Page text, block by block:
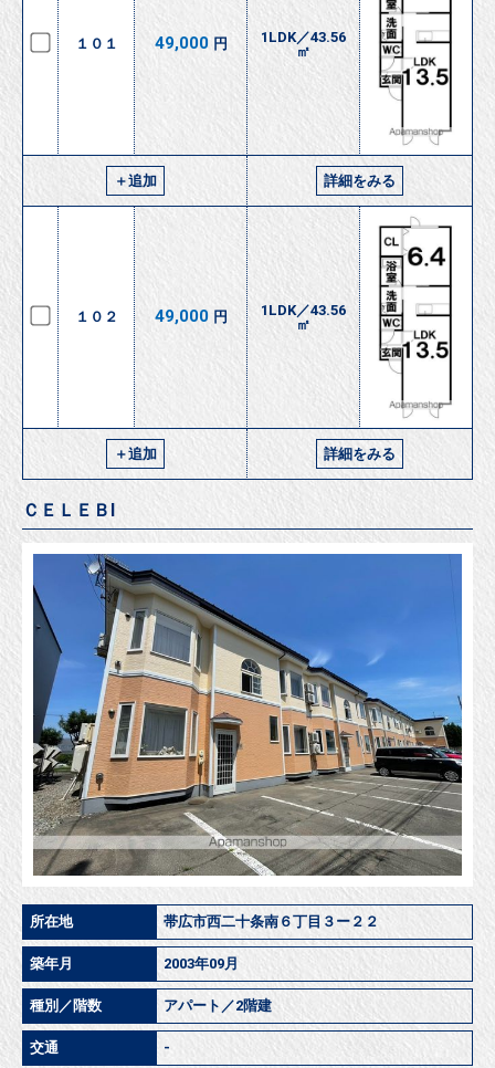
１０１ 49,000 円
1LDK／43.56
㎡
＋追加 詳細をみる
１０２ 49,000 円
1LDK／43.56
㎡
＋追加 詳細をみる
ＣＥＬＥＢⅠ
所在地 帯広市西二十条南６丁目３ー２２
築年月 2003年09月
種別／階数 アパート／2階建
交通 -